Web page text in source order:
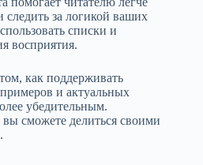
за логикой ваших
списки и
восприятия.
как поддерживать
и актуальных
убедительным.
сможете делиться своими